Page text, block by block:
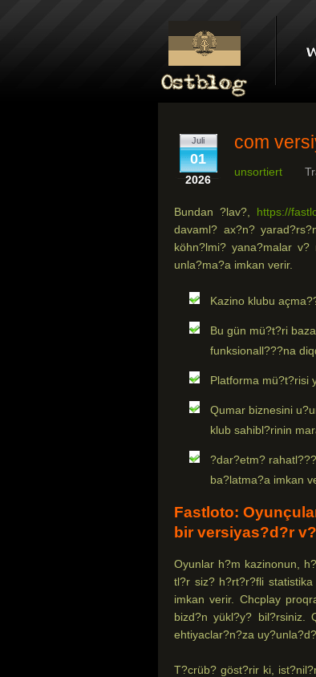
Juli
01
2026
com
unsortiert
Bundan ?lav?, https://
davaml? ax?n?
köhn?lmi? yana?malar
unla?ma?a imkan verir.
Kazino klubu
Bu gün mü?t?ri
funksionall???na
Platforma mü?t?risi
Qumar biznesini
klub sahibl?rinin
?dar?etm?
ba?latma?a imkan
Fastloto:
bir versiyas?d?r
Oyunlar h?m kazinonun,
tl?r siz? h?rt?r?fli
imkan verir. Chcplay
bizd?n yükl?y? bil?rsiniz.
ehtiyaclar?n?za
T?crüb? göst?rir ki,